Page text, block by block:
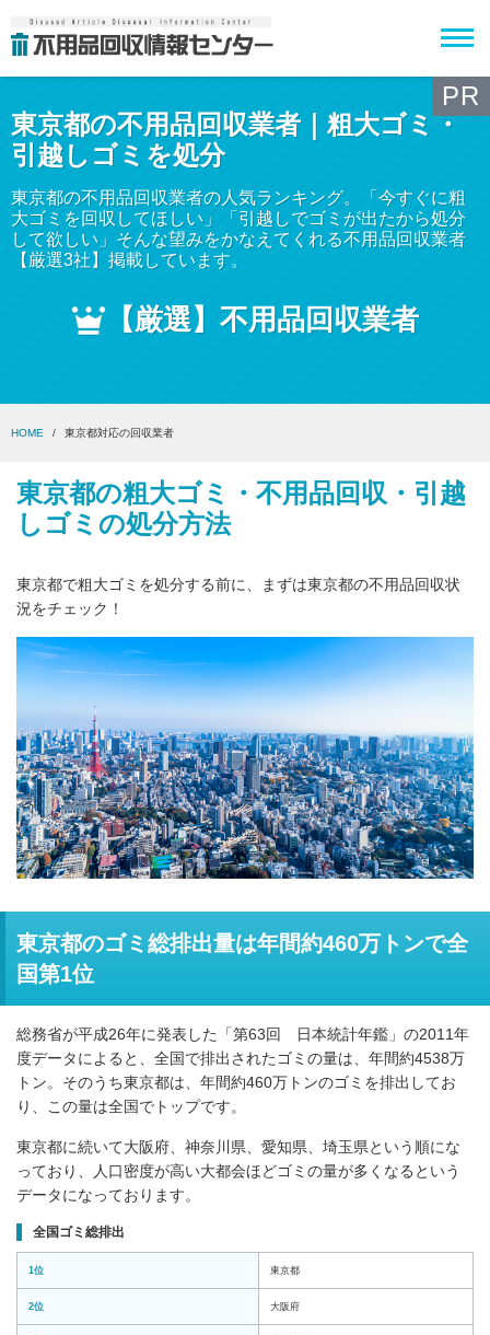
PR
東京都の不用品回収業者｜粗大ゴミ・
引越しゴミを処分
東京都の不用品回収業者の人気ランキング。「今すぐに粗
大ゴミを回収してほしい」「引越しでゴミが出たから処分
して欲しい」そんな望みをかなえてくれる不用品回収業者
【厳選3社】掲載しています。
【厳選】不用品回収業者
HOME 東京都対応の回収業者
東京都の粗大ゴミ・不用品回収・引越
しゴミの処分方法
東京都で粗大ゴミを処分する前に、まずは東京都の不用品回収状
況をチェック！
東京都のゴミ総排出量は年間約460万トンで全
国第1位
総務省が平成26年に発表した「第63回 日本統計年鑑」の2011年
度データによると、全国で排出されたゴミの量は、年間約4538万
トン。そのうち東京都は、年間約460万トンのゴミを排出してお
り、この量は全国でトップです。
東京都に続いて大阪府、神奈川県、愛知県、埼玉県という順にな
っており、人口密度が高い大都会ほどゴミの量が多くなるという
データになっております。
全国ゴミ総排出
1位 東京都
2位 大阪府